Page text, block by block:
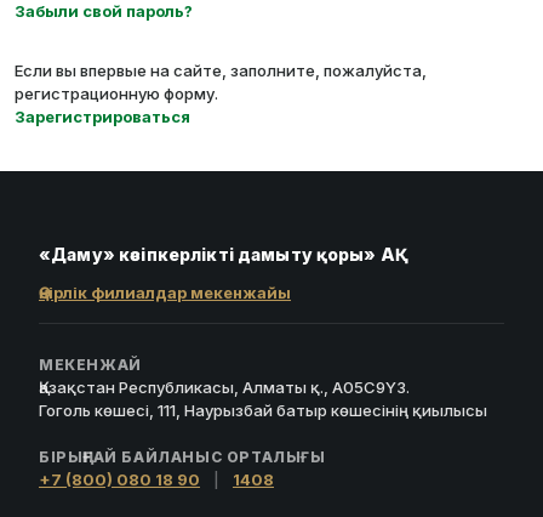
Забыли свой пароль?
Если вы впервые на сайте, заполните, пожалуйста,
регистрационную форму.
Зарегистрироваться
«Даму» кәсіпкерлікті дамыту қоры» АҚ
Өңірлік филиалдар мекенжайы
МЕКЕНЖАЙ
Қазақстан Республикасы, Алматы қ., A05C9Y3.
Гоголь көшесі, 111, Наурызбай батыр көшесінің қиылысы
БІРЫҢҒАЙ БАЙЛАНЫС ОРТАЛЫҒЫ
+7 (800) 080 18 90 1408